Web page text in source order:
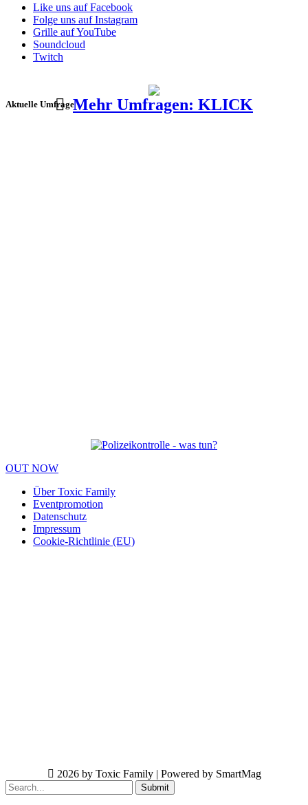
Like uns auf Facebook
Folge uns auf Instagram
Grille auf YouTube
Soundcloud
Twitch
Aktuelle UmfrageMehr Umfragen: KLICK
OUT NOW
Über Toxic Family
Eventpromotion
Datenschutz
Impressum
Cookie-Richtlinie (EU)
2026 by Toxic Family | Powered by SmartMag
Submit